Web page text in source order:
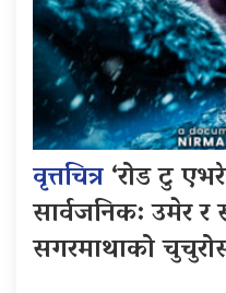
वृत्तचित्र‘रोड टु
सार्वजनिक: उमेर र
सगरमाथाको